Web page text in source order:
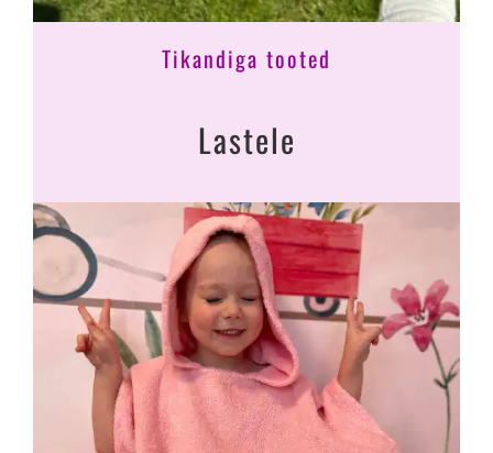
Tikandiga tooted
Lastele